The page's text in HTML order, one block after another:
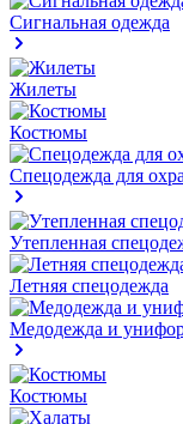
Сигнальная одежда
Жилеты
Костюмы
Спецодежда для
Утепленная
Летняя спецодежда
Медодежда и
Костюмы